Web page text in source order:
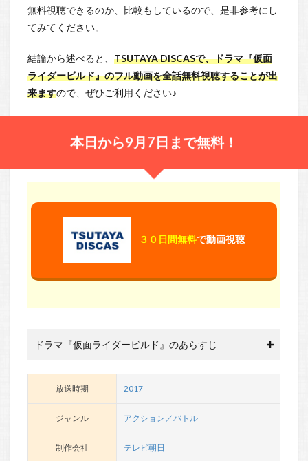
無料視聴できるのか、比較もしているので、是非参考にし
てみてください。
結論から述べると、 TSUTAYA DISCASで、ドラマ『仮面
ライダービルド』のフル動画を全話無料視聴することが出
来ますので、ぜひご利用ください♪
本日から9月7日まで無料！
３０日間無料で動画視聴
ドラマ『仮面ライダービルド』のあらすじ
放送時期 2017
ジャンル アクション／バトル
制作会社 テレビ朝日